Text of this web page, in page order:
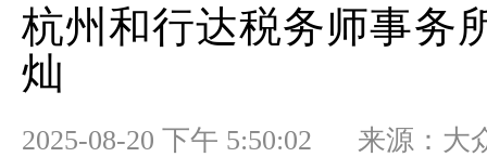
杭州和行达税务师事务
灿
2025-08-20 下午 5:50:02 来源：